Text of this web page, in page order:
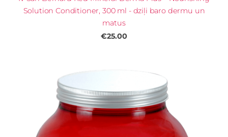
Solution Conditioner, 300 ml - dziļi baro dermu un
matus
€25.00